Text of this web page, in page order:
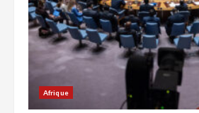
Afrique